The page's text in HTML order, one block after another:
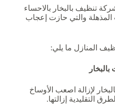
تنظيف بالبخار بالاحساء
المذهلة والتي حازت إعجاب
المنازل ما يلي:
لإزالة اصعب الأوساخ
التقليدية إزالتها.